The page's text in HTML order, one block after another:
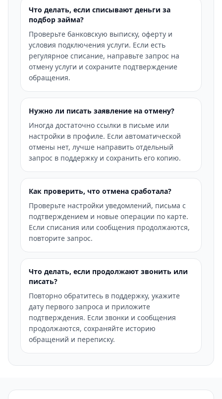
Что делать, если списывают деньги за
подбор займа?
Проверьте банковскую выписку, оферту и
условия подключения услуги. Если есть
регулярное списание, направьте запрос на
отмену услуги и сохраните подтверждение
обращения.
Нужно ли писать заявление на отмену?
Иногда достаточно ссылки в письме или
настройки в профиле. Если автоматической
отмены нет, лучше направить отдельный
запрос в поддержку и сохранить его копию.
Как проверить, что отмена сработала?
Проверьте настройки уведомлений, письма с
подтверждением и новые операции по карте.
Если списания или сообщения продолжаются,
повторите запрос.
Что делать, если продолжают звонить или
писать?
Повторно обратитесь в поддержку, укажите
дату первого запроса и приложите
подтверждения. Если звонки и сообщения
продолжаются, сохраняйте историю
обращений и переписку.